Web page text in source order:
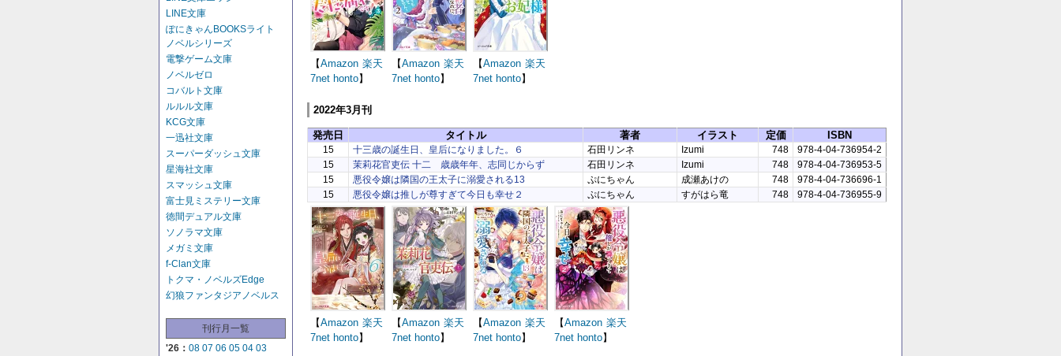
LINE文庫
ぽにきゃんBOOKSライト
ノベルシリーズ
電撃ゲーム文庫
ノベルゼロ
コバルト文庫
ルルル文庫
KCG文庫
一迅社文庫
スーパーダッシュ文庫
星海社文庫
スマッシュ文庫
富士見ミステリー文庫
徳間デュアル文庫
ソノラマ文庫
メガミ文庫
f-Clan文庫
トクマ・ノベルズEdge
幻狼ファンタジアノベルス
刊行月一覧
'26： 08 07 06 05 04 03
【Amazon 楽天
7net honto】
【Amazon 楽天
7net honto】
【Amazon 楽天
7net honto】
2022年3月刊
発売日 タイトル 著者 イラスト 定価 ISBN
15 十三歳の誕生日、皇后になりました。６ 石田リンネ Izumi 748
978-4-04-736954-2
15
茉莉花官吏伝 十二 歳歳年年、志同じからず 石田リンネ Izumi 748
978-4-04-736953-5
15
悪役令嬢は隣国の王太子に溺愛される13 ぷにちゃん 成瀬あけの 748
978-4-04-736696-1
15
悪役令嬢は推しが尊すぎて今日も幸せ２ ぷにちゃん すがはら竜 748 978-4-04-736955-9
【Amazon 楽天
7net honto】
【Amazon 楽天
7net honto】
【Amazon 楽天
7net honto】
【Amazon 楽天
7net honto】